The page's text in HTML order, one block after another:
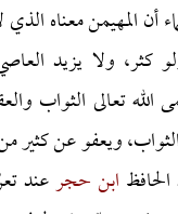
أن المهيمن معناه
كثر، ولا يزيد
تعالى الثواب
ويعفو عن كثير
ابن حجرعند